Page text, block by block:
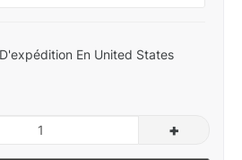
En United States
+